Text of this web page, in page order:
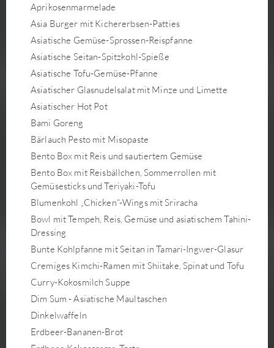
Aprikosenmarmelade
Asia Burger mit Kichererbsen-Patties
Asiatische Gemüse-Sprossen-Reispfanne
Asiatische Seitan-Spitzkohl-Spieße
Asiatische Tofu-Gemüse-Pfanne
Asiatischer Glasnudelsalat mit Minze und Limette
Asiatischer Hot Pot
Bami Goreng
Bärlauch Pesto mit Misopaste
Bento Box mit Reis und sautiertem Gemüse
Bento Box mit Reisbällchen, Sommerrollen mit
Gemüsesticks und Teriyaki-Tofu
Blumenkohl „Chicken“-Wings mit Sriracha
Bowl mit Tempeh, Reis, Gemüse und asiatischem Tahini-
Dressing
Bunte Kohlpfanne mit Seitan in Tamari-Ingwer-Glasur
Cremiges Kimchi-Ramen mit Shiitake, Spinat und Tofu
Curry-Kokosmilch Suppe
Dim Sum - Asiatische Maultaschen
Dinkelwaffeln
Erdbeer-Bananen-Brot